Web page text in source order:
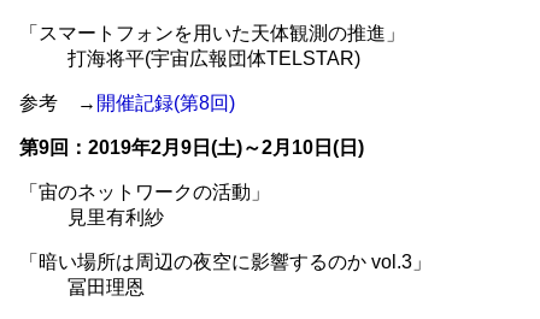
「スマートフォンを用いた天体観測の推進」
打海将平(宇宙広報団体TELSTAR)
参考 → 開催記録(第8回)
第9回：2019年2月9日(土)～2月10日(日)
「宙のネットワークの活動」
見里有利紗
「暗い場所は周辺の夜空に影響するのか vol.3」
冨田理恩